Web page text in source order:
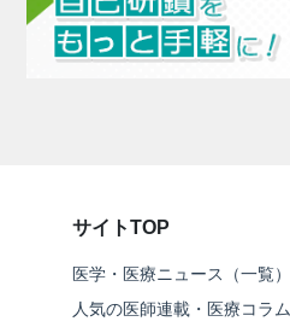
サイトTOP
医学・医療ニュース（一覧）
人気の医師連載・医療コラム